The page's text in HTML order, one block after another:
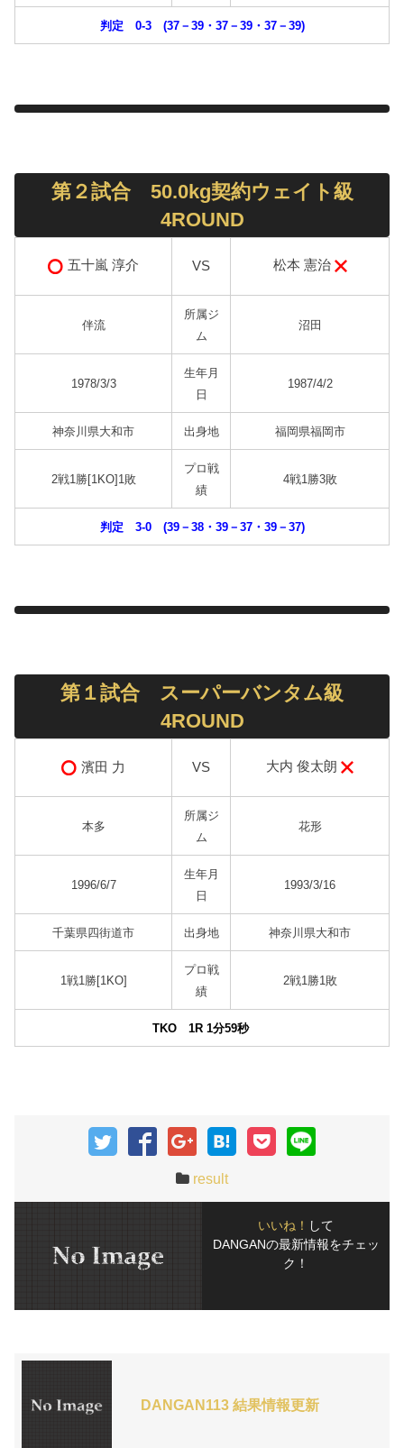
判定 0-3 (37－39・37－39・37－39)
第２試合 50.0kg契約ウェイト級
4ROUND
五十嵐 淳介 VS 松本 憲治
伴流
所属ジ
ム
沼田
1978/3/3
生年月
日
1987/4/2
神奈川県大和市 出身地 福岡県福岡市
2戦1勝[1KO]1敗
プロ戦
績
4戦1勝3敗
判定 3-0 (39－38・39－37・39－37)
第１試合 スーパーバンタム級
4ROUND
濱田 力 VS 大内 俊太朗
本多
所属ジ
ム
花形
1996/6/7
生年月
日
1993/3/16
千葉県四街道市 出身地 神奈川県大和市
1戦1勝[1KO]
プロ戦
績
2戦1勝1敗
TKO 1R 1分59秒
result
いいね！ して
DANGANの最新情報をチェッ
ク！
DANGAN113 結果情報更新